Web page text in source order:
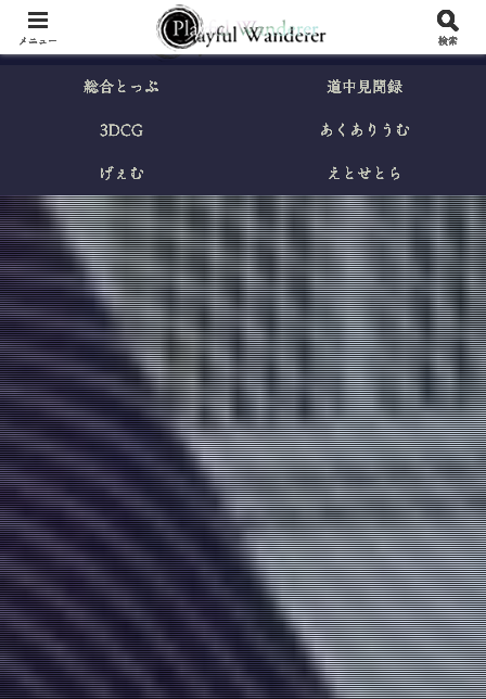
総合とっぷ 道中見聞録
3DCG あくありうむ
げぇむ えとせとら
メニュー 検索